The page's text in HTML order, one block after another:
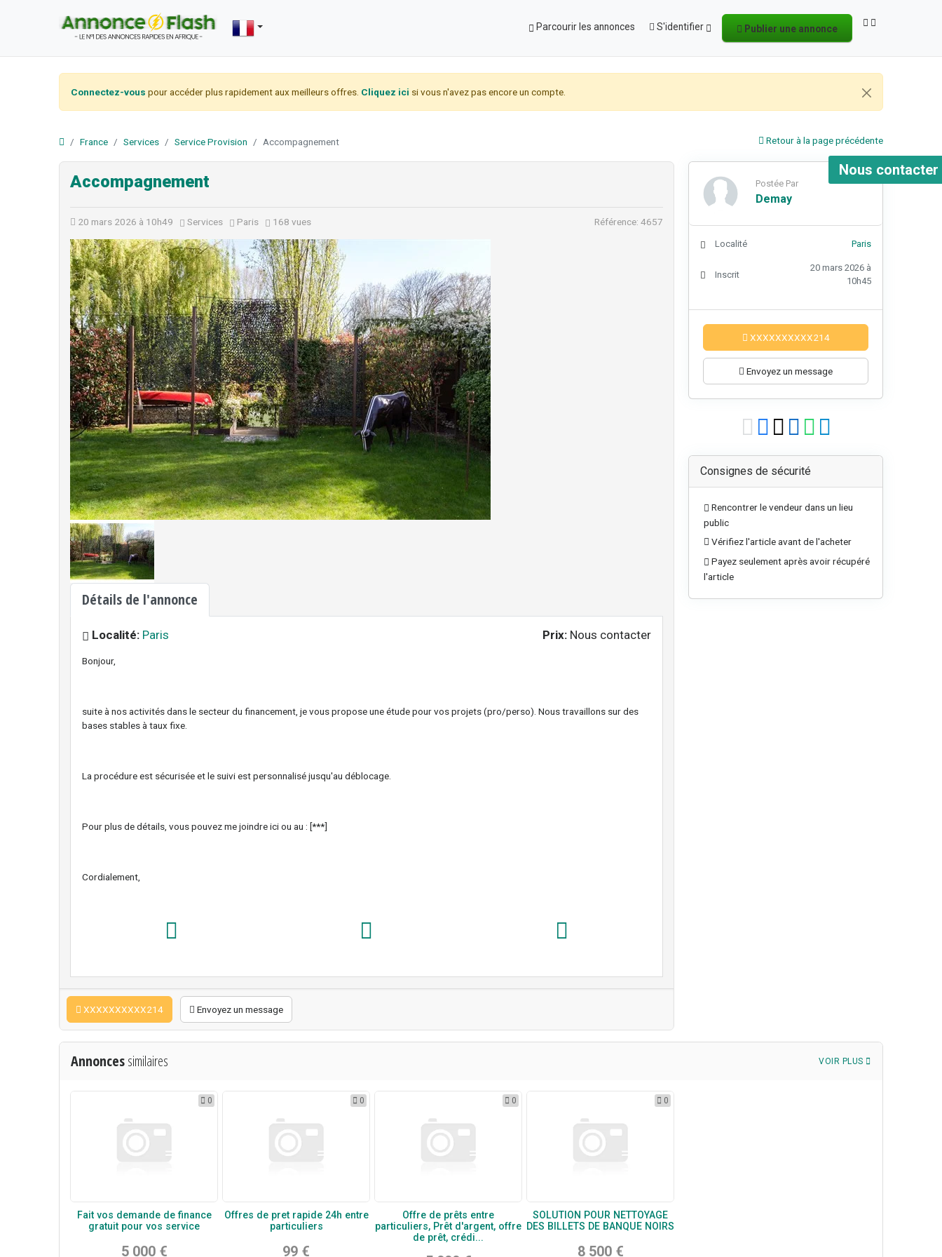
Parcourir les annonces S'identifier Publier une annonce
Connectez-vous pour accéder plus rapidement aux meilleurs offres. Cliquez ici si vous n'avez pas encore un compte.
France Services Service Provision Accompagnement Retour à la page précédente
Accompagnement
20 mars 2026 à 10h49 Services Paris 168 vues Référence: 4657
Nous contacter
Détails de l'annonce
Localité: Paris Prix: Nous contacter
Bonjour,
suite à nos activités dans le secteur du financement, je vous propose une étude pour vos projets (pro/perso). Nous travaillons sur des
bases stables à taux fixe.
La procédure est sécurisée et le suivi est personnalisé jusqu'au déblocage.
Pour plus de détails, vous pouvez me joindre ici ou au : [***]
Cordialement,
XXXXXXXXXX214 Envoyez un message
Postée Par
Demay
Localité Paris
Inscrit
20 mars 2026 à
10h45
XXXXXXXXXX214
Envoyez un message
Consignes de sécurité
Rencontrer le vendeur dans un lieu
public
Vérifiez l'article avant de l'acheter
Payez seulement après avoir récupéré
l'article
Annoncessimilaires VOIR PLUS
0
Fait vos demande de finance
gratuit pour vos service
5 000 €
0
Offres de pret rapide 24h entre
particuliers
99 €
0
Offre de prêts entre
particuliers, Prêt d'argent, offre
de prêt, crédi...
0
SOLUTION POUR NETTOYAGE
DES BILLETS DE BANQUE NOIRS
8 500 €